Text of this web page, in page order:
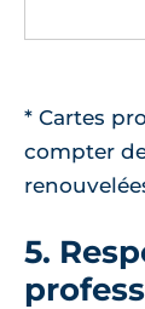
* Cartes
compter
5.